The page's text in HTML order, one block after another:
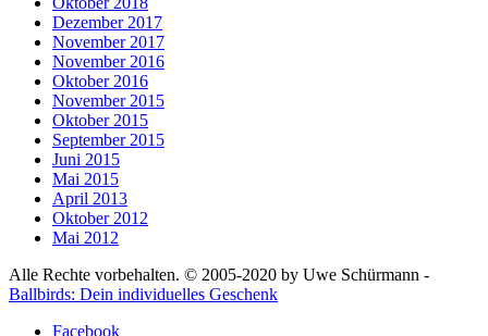
Dezember 2017
November 2017
November 2016
Oktober 2016
November 2015
Oktober 2015
September 2015
Juni 2015
Mai 2015
April 2013
Oktober 2012
Mai 2012
Alle Rechte vorbehalten. © 2005-2020 by Uwe Schürmann -
Ballbirds: Dein individuelles Geschenk
Facebook